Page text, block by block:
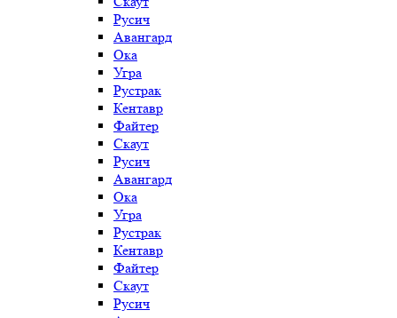
Русич
Авангард
Ока
Угра
Рустрак
Кентавр
Файтер
Скаут
Русич
Авангард
Ока
Угра
Рустрак
Кентавр
Файтер
Скаут
Русич